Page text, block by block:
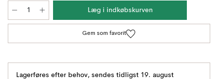
Læg i indkøbskurven
Gem som favorit
Lagerføres efter behov, sendes tidligst 19. august